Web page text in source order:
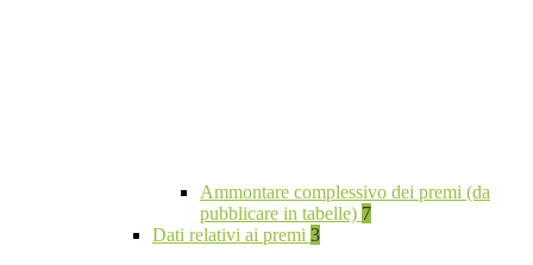
Ammontare complessivo dei premi (da
pubblicare in tabelle) 7
Dati relativi ai premi 3